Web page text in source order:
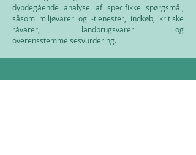
dybdegående analyse af specifikke spørgsmål,
såsom miljøvarer og -tjenester, indkøb, kritiske
råvarer, landbrugsvarer og
overensstemmelsesvurdering.